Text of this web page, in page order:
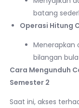
batang
Operasi Hitung
Menerapkan
bilangan
Cara Mengunduh
Semester 2
Saat ini, akses